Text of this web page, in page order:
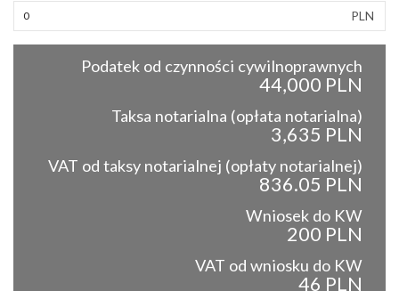
PLN
Podatek od czynności cywilnoprawnych
44,000 PLN
Taksa notarialna (opłata notarialna)
3,635 PLN
VAT od taksy notarialnej (opłaty notarialnej)
836.05 PLN
Wniosek do KW
200 PLN
VAT od wniosku do KW
46 PLN